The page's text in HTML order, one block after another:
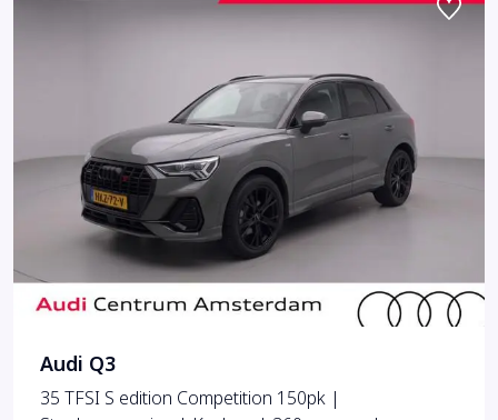
Audi Q3
35 TFSI S edition Competition 150pk |